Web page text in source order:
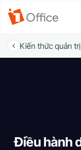
Kiến thức quản trị
Điều hành